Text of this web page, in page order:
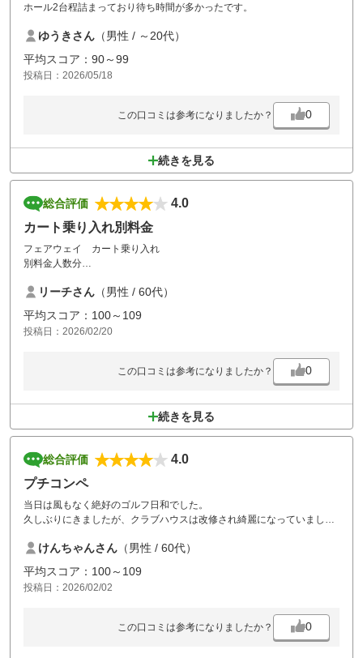
ホール2台程詰まっており待ち時間が多かったです。
ゆうきさん （男性 / ～20代）
平均スコア：90～99
投稿日：2026/05/18
この口コミは参考になりましたか？ 0
続きを見る
総合評価
4.0
カート乗り入れ別料金
フェアウェイ カート乗り入れ
別料金人数分
リーチさん （男性 / 60代）
平均スコア：100～109
投稿日：2026/02/20
この口コミは参考になりましたか？ 0
続きを見る
総合評価
4.0
プチコンペ
当日は風もなく絶好のゴルフ日和でした。
久しぶりにきましたが、クラブハウスは改修され綺麗になっていまし
スタッフ様の対応は良かったですが、ハーフの待ち時間が長過ぎまし
た。
（1時間２０分）
けんちゃんさん （男性 / 60代）
平均スコア：100～109
投稿日：2026/02/02
この口コミは参考になりましたか？ 0